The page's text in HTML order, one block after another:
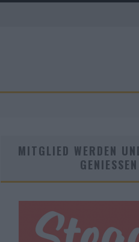
MITGLIED WERDEN
GENIESSEN